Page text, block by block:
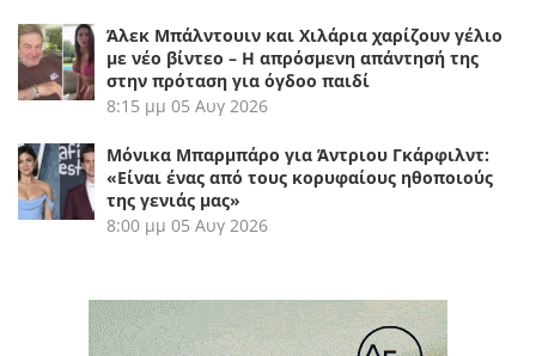
Άλεκ Μπάλντουιν και Χιλάρια χαρίζουν γέλιο
με νέο βίντεο – Η απρόσμενη απάντησή της
στην πρόταση για όγδοο παιδί
8:15 μμ 05 Αυγ 2026
Μόνικα Μπαρμπάρο για Άντριου Γκάρφιλντ:
«Είναι ένας από τους κορυφαίους ηθοποιούς
της γενιάς μας»
8:00 μμ 05 Αυγ 2026